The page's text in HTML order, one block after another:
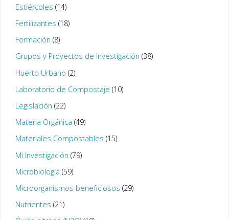
Estiércoles (14)
Fertilizantes (18)
Formación (8)
Grupos y Proyectos de Investigación (38)
Huerto Urbano (2)
Laboratorio de Compostaje (10)
Legislación (22)
Materia Orgánica (49)
Materiales Compostables (15)
Mi Investigación (79)
Microbiología (59)
Microorganismos beneficiosos (29)
Nutrientes (21)